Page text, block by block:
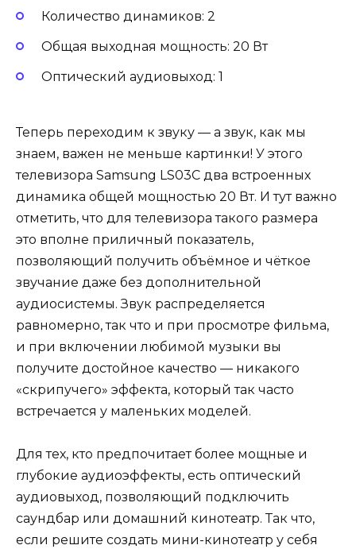
Количество динамиков: 2
Общая выходная мощность: 20 Вт
Оптический аудиовыход: 1
Теперь переходим к звуку — а звук, как мы
знаем, важен не меньше картинки! У этого
телевизора Samsung LS03C два встроенных
динамика общей мощностью 20 Вт. И тут важно
отметить, что для телевизора такого размера
это вполне приличный показатель,
позволяющий получить объёмное и чёткое
звучание даже без дополнительной
аудиосистемы. Звук распределяется
равномерно, так что и при просмотре фильма,
и при включении любимой музыки вы
получите достойное качество — никакого
«скрипучего» эффекта, который так часто
встречается у маленьких моделей.
Для тех, кто предпочитает более мощные и
глубокие аудиоэффекты, есть оптический
аудиовыход, позволяющий подключить
саундбар или домашний кинотеатр. Так что,
если решите создать мини-кинотеатр у себя